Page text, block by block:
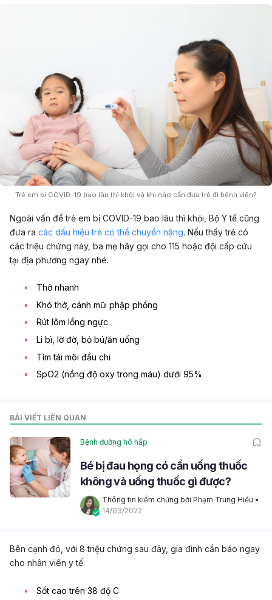
Trẻ em bị COVID-19 bao lâu thì khỏi và khi nào cần đưa trẻ đi bệnh viện?
Ngoài vấn đề trẻ em bị COVID-19 bao lâu thì khỏi, Bộ Y tế cũng
đưa ra các dấu hiệu trẻ có thể chuyển nặng. Nếu thấy trẻ có
các triệu chứng này, ba mẹ hãy gọi cho 115 hoặc đội cấp cứu
tại địa phương ngay nhé.
Thở nhanh
Khó thở, cánh mũi phập phồng
Rút lõm lồng ngực
Li bì, lờ đờ, bỏ bú/ăn uống
Tím tái môi đầu chi
SpO2 (nồng độ oxy trong máu) dưới 95%
BÀI VIẾT LIÊN QUAN
Bệnh đường hô hấp
Bé bị đau họng có cần uống thuốc
không và uống thuốc gì được?
Thông tin kiểm chứng bởi Phạm Trung Hiếu
14/03/2022
Bên cạnh đó, với 8 triệu chứng sau đây, gia đình cần báo ngay
cho nhân viên y tế:
Sốt cao trên 38 độ C